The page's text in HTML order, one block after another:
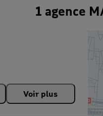
1 agence
Voir plus